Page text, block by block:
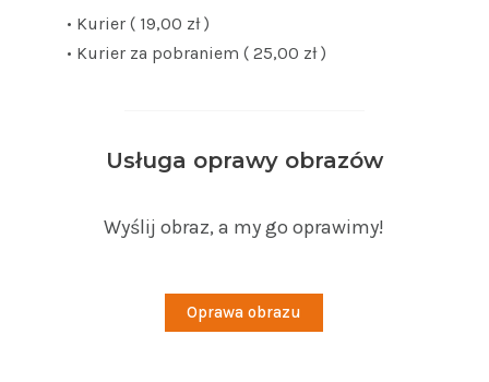
• Kurier ( 19,00 zł )
• Kurier za pobraniem ( 25,00 zł )
Usługa oprawy obrazów
Wyślij obraz, a my go oprawimy!
Oprawa obrazu